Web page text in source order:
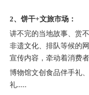
2、饼干+文旅市场：
讲不完的当地故事、赏
非遗文化、排队等候的
宣传内容，牵动着消费
博物馆文创食品伴手礼
礼.....